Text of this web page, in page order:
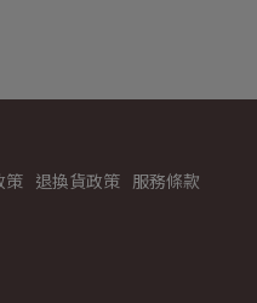
策 退換貨政策 服務條款